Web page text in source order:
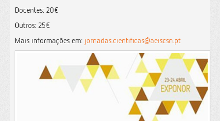
Docentes: 20€
Outros: 25€
Mais informações em: jornadas.cientificas@aeiscsn.pt